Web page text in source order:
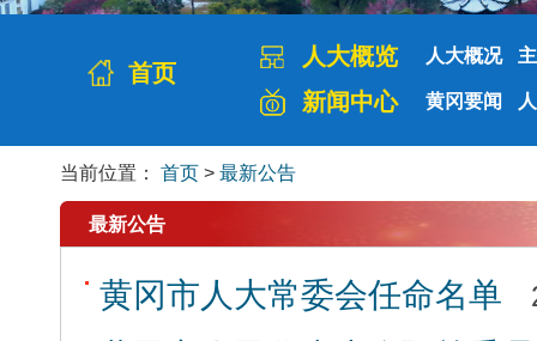
首页
人大概览 人大概况
新闻中心 黄冈要闻
当前位置： 首页 > 最新公告
最新公告
黄冈市人大常委会任命名单